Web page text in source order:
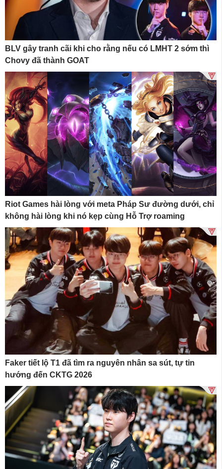
BLV gây tranh cãi khi cho rằng nếu có LMHT 2 sớm thì
Chovy đã thành GOAT
Riot Games hài lòng với meta Pháp Sư đường dưới, chỉ
không hài lòng khi nó kẹp cùng Hỗ Trợ roaming
Faker tiết lộ T1 đã tìm ra nguyên nhân sa sút, tự tin
hướng đến CKTG 2026